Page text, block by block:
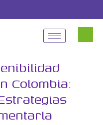
Colombia: